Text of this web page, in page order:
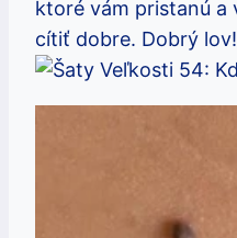
ktoré vám pristanú a
cítiť dobre. Dobrý lov!